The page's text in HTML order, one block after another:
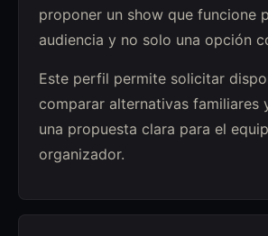
proponer un show que funcione
audiencia y no solo una opción
Este perfil permite solicitar
comparar alternativas familiares
una propuesta clara para el
organizador.